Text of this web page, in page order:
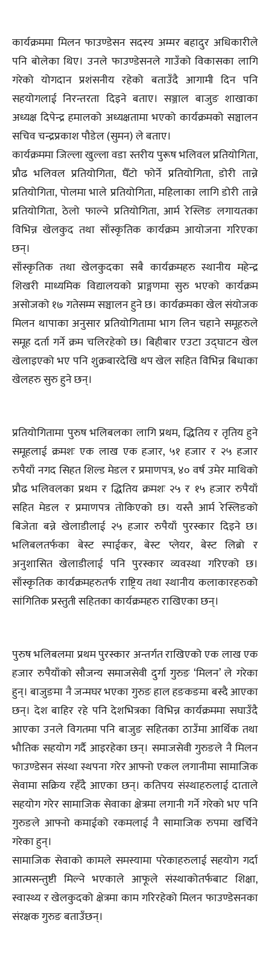
कार्यक्रममा मिलन फाउण्डेसन सदस्य अम्मर बहादुर अधिकारीले
पनि बोलेका थिए। उनले फाउण्डेसनले गाउँको विकासका लागि
गरेको योगदान प्रशंसनीय रहेको बताउँदै आगामी दिन पनि
सहयोगलाई निरन्तरता दिइने बताए। सञ्जाल बाजुङ शाखाका
अध्यक्ष दिपेन्द्र हमालको अध्यक्षतामा भएको कार्यक्रमको सञ्चालन
सचिव चन्द्रप्रकाश पौडेल (सुमन) ले बताए।
कार्यक्रममा जिल्ला खुल्ला वडा स्तरीय पुरूष भलिवल प्रतियोगिता,
प्रौढ भलिवल प्रतियोगिता, घैँटो फोर्ने प्रतियोगिता, डोरी तान्ने
प्रतियोगिता, पोलमा भाले प्रतियोगिता, महिलाका लागि डोरी तान्ने
प्रतियोगिता, ठेलो फाल्ने प्रतियोगिता, आर्म रेस्लिङ लगायतका
विभिन्न खेलकुद तथा साँस्कृतिक कार्यक्रम आयोजना गरिएका
छन्।
साँस्कृतिक तथा खेलकुदका सबै कार्यक्रमहरु स्थानीय महेन्द्र
शिखरी माध्यमिक विद्यालयको प्राङ्गणमा सुरु भएको कार्यक्रम
असोजको १७ गतेसम्म सञ्चालन हुने छ। कार्यक्रमका खेल संयोजक
मिलन थापाका अनुसार प्रतियोगितामा भाग लिन चहाने समूहरुले
समूह दर्ता गर्ने क्रम चलिरहेको छ। बिहीबार एउटा उद्घाटन खेल
खेलाइएको भए पनि शुक्रबारदेखि थप खेल सहित विभिन्न बिधाका
खेलहरु सुरु हुने छन्।
प्रतियोगितामा पुरुष भलिबलका लागि प्रथम, द्धितिय र तृतिय हुने
समूहलाई क्रमशः एक लाख एक हजार, ५१ हजार र २५ हजार
रुपैयाँ नगद सिहत शिल्ड मेडल र प्रमाणपत्र, ४० वर्ष उमेर माथिको
प्रौढ भलिवलका प्रथम र द्धितिय क्रमशः २५ र १५ हजार रुपैयाँ
सहित मेडल र प्रमाणपत्र तोकिएको छ। यस्तै आर्म रेस्लिङको
बिजेता बन्ने खेलाडीलाई २५ हजार रुपैयाँ पुरस्कार दिइने छ।
भलिबलतर्फका बेस्ट स्पाईकर, बेस्ट प्लेयर, बेस्ट लिब्रो र
अनुशासित खेलाडीलाई पनि पुरस्कार व्यवस्था गरिएको छ।
साँस्कृतिक कार्यक्रमहरुतर्फ राष्ट्रिय तथा स्थानीय कलाकारहरुको
सांगितिक प्रस्तुती सहितका कार्यक्रमहरु राखिएका छन्।
पुरुष भलिबलमा प्रथम पुरस्कार अन्तर्गत राखिएको एक लाख एक
हजार रुपैयाँको सौजन्य समाजसेवी दुर्गा गुरुङ ‘मिलन’ ले गरेका
हुन्। बाजुङमा नै जन्मघर भएका गुरुङ हाल हङकङमा बस्दै आएका
छन्। देश बाहिर रहे पनि देशभित्रका विभिन्न कार्यक्रममा सघाउँदै
आएका उनले विगतमा पनि बाजुङ सहितका ठाउँमा आर्थिक तथा
भौतिक सहयोग गर्दै आइरहेका छन्। समाजसेवी गुरुङले नै मिलन
फाउण्डेसन संस्था स्थपना गरेर आफ्नो एकल लगानीमा सामाजिक
सेवामा सक्रिय रहँदै आएका छन्। कतिपय संस्थाहरुलाई दाताले
सहयोग गरेर सामाजिक सेवाका क्षेत्रमा लगानी गर्ने गरेको भए पनि
गुरुङले आफ्नो कमाईको रकमलाई नै सामाजिक रुपमा खर्चिने
गरेका हुन्।
सामाजिक सेवाको कामले समस्यामा परेकाहरुलाई सहयोग गर्दा
आत्मसन्तुष्टी मिल्ने भएकाले आफूले संस्थाकोतर्फबाट शिक्षा,
स्वास्थ्य र खेलकुदको क्षेत्रमा काम गरिरहेको मिलन फाउण्डेसनका
संरक्षक गुरुङ बताउँछन्।